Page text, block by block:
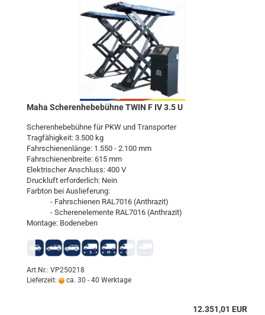
Maha Sche­ren­he­be­büh­ne TWIN F IV 3.5 U
Sche­ren­he­be­büh­ne für PKW und Trans­por­ter
Trag­fä­hig­keit: 3.500 kg
Fahr­schie­nen­län­ge: 1.550 - 2.100 mm
Fahr­schie­nen­brei­te: 615 mm
Elek­tri­scher An­schluss: 400 V
Druck­luft er­for­der­lich: Nein
Farb­ton bei Aus­lie­fe­rung:
- Fahr­schie­nen RAL7016 (An­thra­zit)
- Sche­ren­ele­men­te RAL7016 (An­thra­zit)
Mon­ta­ge: Bo­den­eben
Art.Nr.: VP250218
Lieferzeit:
ca. 30 - 40 Werktage
12.351,01 EUR